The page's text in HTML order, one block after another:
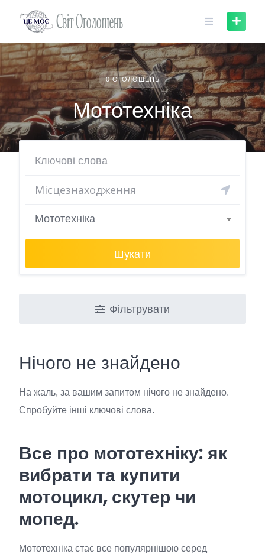
0 ОГОЛОШЕНЬ
Мототехніка
Мототехніка
Шукати
Фільтрувати
Нічого не знайдено
На жаль, за вашим запитом нічого не знайдено.
Спробуйте інші ключові слова.
Все про мототехніку: як
вибрати та купити
мотоцикл, скутер чи
мопед.
Мототехніка стає все популярнішою серед